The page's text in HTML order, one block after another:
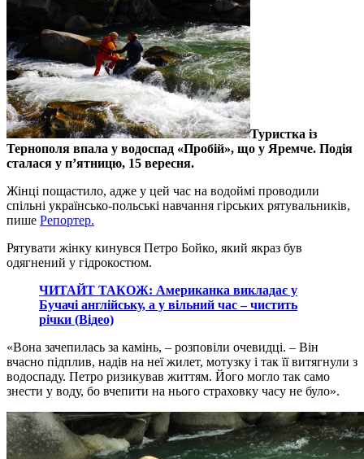
Туристка із
Тернополя впала у водоспад «Пробій», що у Яремче. Подія
сталася у п’ятницю, 15 вересня.
Жінці пощастило, адже у цей час на водоймі проводили
спільні українсько-польські навчання гірських рятувальників,
пише Репортер.
Рятувати жінку кинувся Петро Бойко, який якраз був
одягнений у гідрокостюм.
ЧИТАЙТ ТАКОЖ: Американка викладає у
Бучачі англійську, а у вільний час – чистить
річки (Відео)
«Вона зачепилась за камінь, – розповіли очевидці. – Він
вчасно підплив, надів на неї жилет, мотузку і так її витягнули з
водоспаду. Петро ризикував життям. Його могло так само
знести у воду, бо вчепити на нього страховку часу не було».